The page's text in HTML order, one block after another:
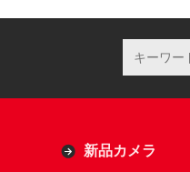
新品カメラ